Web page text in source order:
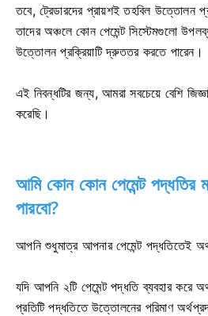
তবে, ট্রেডারদের প্রায়শই তহবিল উত্তোলন
তাদের অঞ্চলে কোন পেমেন্ট সিস্টেমগুলো
উত্তোলন প্রক্রিয়াটি দ্রুততর করতে পারেন।
এই নিবন্ধটির জন্য, আমরা সবচেয়ে বেশি
করেছি।
আমি কোন কোন পেমেন্ট পদ্ধতির
পারবো?
আপনি শুধুমাত্র আপনার পেমেন্ট পদ্ধতিতেই
যদি আপনি ২টি পেমেন্ট পদ্ধতি ব্যবহার করে
প্রতিটি পদ্ধতিতে উত্তোলনের পরিমাণ